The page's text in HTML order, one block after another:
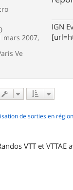
mars 2007,
Ve
IGN
de sorties en
VTT et VTTAE